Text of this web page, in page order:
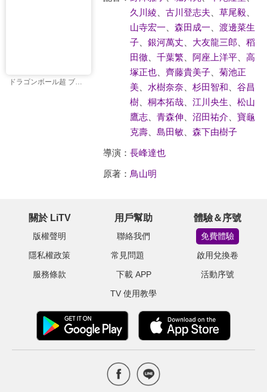
ドラゴンボール超 ブロリー
久川綾
古川登志夫 草尾毅、
山寺宏一
森田成一
渡邊菜生
子、 銀河萬丈 大友龍三郎
稻
田徹、 千葉繁 阿座上洋平、 高
塚正也、 齊藤貴美子、 菊池正
美、 水樹奈奈 杉田智和
谷昌
樹、 桐本拓哉、 江川央生
松山
鷹志、 青森伸 沼田祐介
寶龜
克壽、 島田敏、 森下由樹子
導演： 長峰達也
原著： 鳥山明
關於 LiTV
版權聲明
隱私權政策
服務條款
用戶幫助
聯絡我們
常見問題
下載 APP
TV 使用教學
體驗＆序號
免費體驗
啟用兌換卷
活動序號